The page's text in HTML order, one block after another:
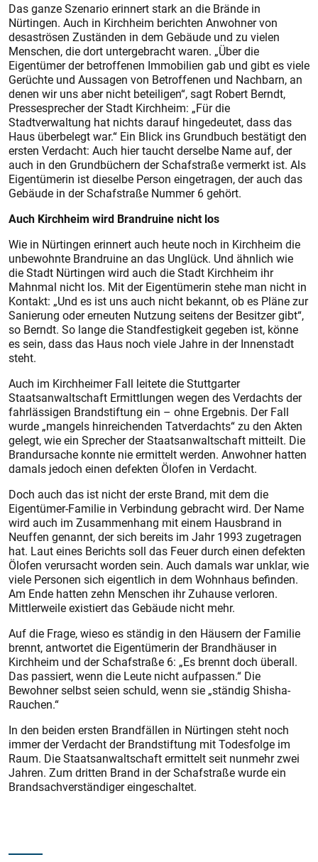
Das ganze Szenario erinnert stark an die Brände in
Nürtingen. Auch in Kirchheim berichten Anwohner von
desaströsen Zuständen in dem Gebäude und zu vielen
Menschen, die dort untergebracht waren. „Über die
Eigentümer der betroffenen Immobilien gab und gibt es viele
Gerüchte und Aussagen von Betroffenen und Nachbarn, an
denen wir uns aber nicht beteiligen“, sagt Robert Berndt,
Pressesprecher der Stadt Kirchheim: „Für die
Stadtverwaltung hat nichts darauf hingedeutet, dass das
Haus überbelegt war.“ Ein Blick ins Grundbuch bestätigt den
ersten Verdacht: Auch hier taucht derselbe Name auf, der
auch in den Grundbüchern der Schafstraße vermerkt ist. Als
Eigentümerin ist dieselbe Person eingetragen, der auch das
Gebäude in der Schafstraße Nummer 6 gehört.
Auch Kirchheim wird Brandruine nicht los
Wie in Nürtingen erinnert auch heute noch in Kirchheim die
unbewohnte Brandruine an das Unglück. Und ähnlich wie
die Stadt Nürtingen wird auch die Stadt Kirchheim ihr
Mahnmal nicht los. Mit der Eigentümerin stehe man nicht in
Kontakt: „Und es ist uns auch nicht bekannt, ob es Pläne zur
Sanierung oder erneuten Nutzung seitens der Besitzer gibt“,
so Berndt. So lange die Standfestigkeit gegeben ist, könne
es sein, dass das Haus noch viele Jahre in der Innenstadt
steht.
Auch im Kirchheimer Fall leitete die Stuttgarter
Staatsanwaltschaft Ermittlungen wegen des Verdachts der
fahrlässigen Brandstiftung ein – ohne Ergebnis. Der Fall
wurde „mangels hinreichenden Tatverdachts“ zu den Akten
gelegt, wie ein Sprecher der Staatsanwaltschaft mitteilt. Die
Brandursache konnte nie ermittelt werden. Anwohner hatten
damals jedoch einen defekten Ölofen in Verdacht.
Doch auch das ist nicht der erste Brand, mit dem die
Eigentümer-Familie in Verbindung gebracht wird. Der Name
wird auch im Zusammenhang mit einem Hausbrand in
Neuffen genannt, der sich bereits im Jahr 1993 zugetragen
hat. Laut eines Berichts soll das Feuer durch einen defekten
Ölofen verursacht worden sein. Auch damals war unklar, wie
viele Personen sich eigentlich in dem Wohnhaus befinden.
Am Ende hatten zehn Menschen ihr Zuhause verloren.
Mittlerweile existiert das Gebäude nicht mehr.
Auf die Frage, wieso es ständig in den Häusern der Familie
brennt, antwortet die Eigentümerin der Brandhäuser in
Kirchheim und der Schafstraße 6: „Es brennt doch überall.
Das passiert, wenn die Leute nicht aufpassen.“ Die
Bewohner selbst seien schuld, wenn sie „ständig Shisha-
Rauchen.“
In den beiden ersten Brandfällen in Nürtingen steht noch
immer der Verdacht der Brandstiftung mit Todesfolge im
Raum. Die Staatsanwaltschaft ermittelt seit nunmehr zwei
Jahren. Zum dritten Brand in der Schafstraße wurde ein
Brandsachverständiger eingeschaltet.